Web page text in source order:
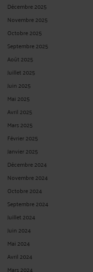
Décembre 2025
Novembre 2025
Octobre 2025
Septembre 2025
Août 2025
Juillet 2025
Juin 2025
Mai 2025
Avril 2025
Mars 2025
Février 2025
Janvier 2025
Décembre 2024
Novembre 2024
Octobre 2024
Septembre 2024
Juillet 2024
Juin 2024
Mai 2024
Avril 2024
Mars 2024